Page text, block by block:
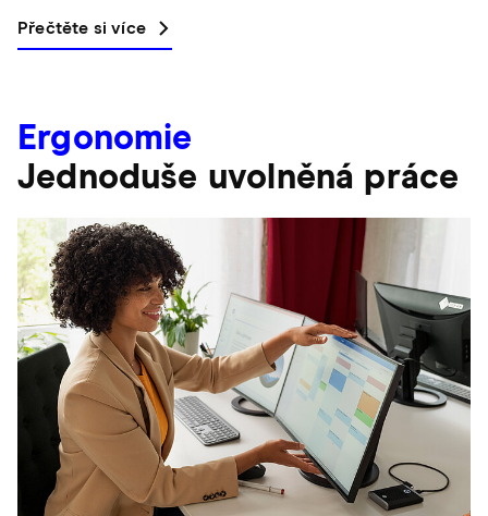
Přečtěte si více
Ergonomie
Jednoduše uvolněná práce